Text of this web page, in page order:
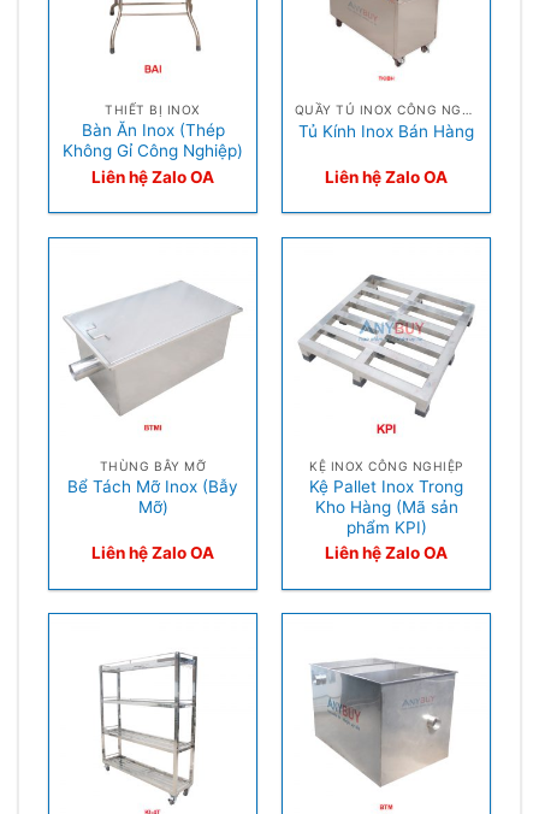
THIẾT BỊ INOX
Bàn Ăn Inox (Thép
Không Gỉ Công Nghiệp)
Liên hệ Zalo OA
QUẦY TỦ INOX CÔNG NGHIỆP
Tủ Kính Inox Bán Hàng
Liên hệ Zalo OA
THÙNG BẪY MỠ
Bể Tách Mỡ Inox (Bẫy
Mỡ)
Liên hệ Zalo OA
KỆ INOX CÔNG NGHIỆP
Kệ Pallet Inox Trong
Kho Hàng (Mã sản
phẩm KPI)
Liên hệ Zalo OA